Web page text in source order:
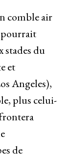
comble air
pourrait
stades du
et
Angeles),
plus celui-
de